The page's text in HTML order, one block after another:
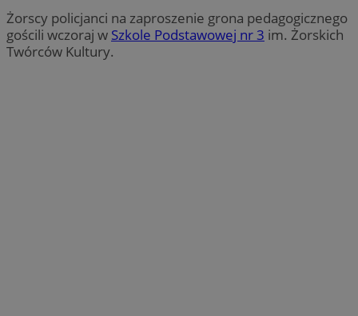
Żorscy policjanci na zaproszenie grona pedagogicznego
gościli wczoraj w Szkole Podstawowej nr 3 im. Żorskich
Twórców Kultury.